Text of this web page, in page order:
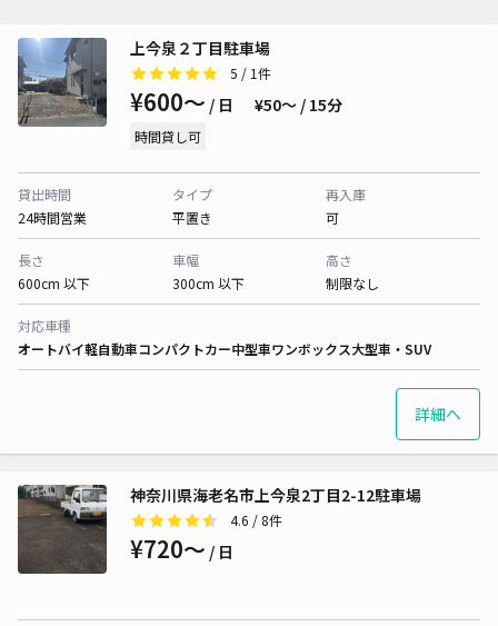
上今泉２丁目駐車場
5 / 1件
¥600〜 / 日 ¥50〜 / 15分
時間貸し可
貸出時間
24時間営業
タイプ
平置き
再入庫
可
長さ
600cm 以下
車幅
300cm 以下
高さ
制限なし
対応車種
オートバイ軽自動車コンパクトカー中型車ワンボックス大型車・SUV
詳細へ
神奈川県海老名市上今泉2丁目2-12駐車場
4.6 / 8件
¥720〜 / 日